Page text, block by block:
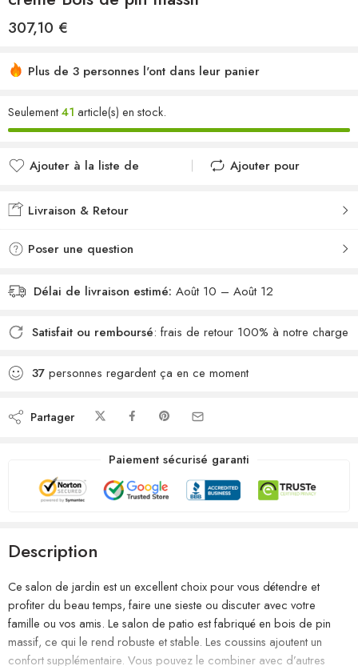
307,10 €
Plus de 3 personnes l'ont dans leur panier
Seulement41 article(s) en stock.
Ajouter à la liste de
Ajouté à la liste de
Ajouter pour
Livraison & Retour
Poser une question
Délai de livraison estimé: Août 10 – Août 12
Satisfait ou remboursé: frais de retour 100% à notre charge
37 personnes regardent ça en ce moment
Partager
Paiement sécurisé garanti
Description
Ce salon de jardin est un excellent choix pour vous détendre et
profiter du beau temps, faire une sieste ou discuter avec votre
famille ou vos amis. Le salon de patio est fabriqué en bois de pin
massif, ce qui le rend robuste et stable. Les coussins ajoutent un
confort supplémentaire. Vous pouvez le combiner avec d’autres